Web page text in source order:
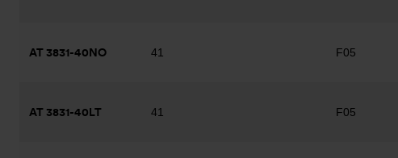
AT 3831-40NO 41 F05
AT 3831-40LT 41 F05